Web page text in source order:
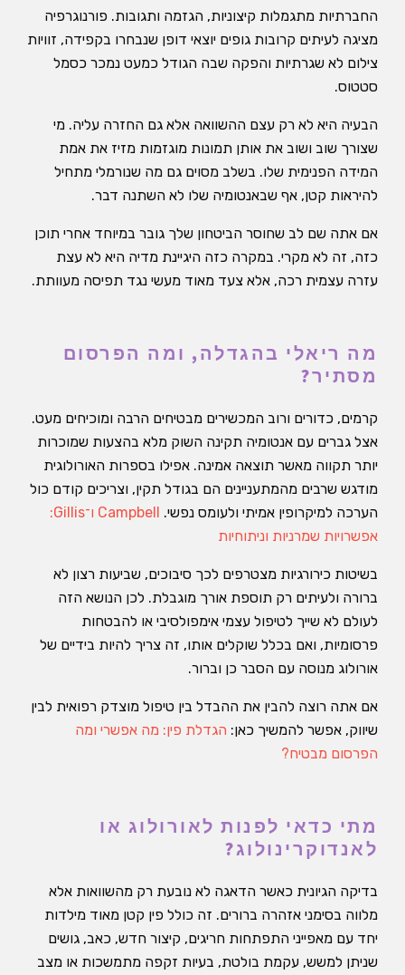
החברתיות מתגמלות קיצוניות, הגזמה ותגובות. פורנוגרפיה
מציגה לעיתים קרובות גופים יוצאי דופן שנבחרו בקפידה, זוויות
צילום לא שגרתיות והפקה שבה הגודל כמעט נמכר כסמל
סטטוס.
הבעיה היא לא רק עצם ההשוואה אלא גם החזרה עליה. מי
שצורך שוב ושוב את אותן תמונות מוגזמות מזיז את אמת
המידה הפנימית שלו. בשלב מסוים גם מה שנורמלי מתחיל
להיראות קטן, אף שבאנטומיה שלו לא השתנה דבר.
אם אתה שם לב שחוסר הביטחון שלך גובר במיוחד אחרי תוכן
כזה, זה לא מקרי. במקרה כזה היגיינת מדיה היא לא עצת
עזרה עצמית רכה, אלא צעד מאוד מעשי נגד תפיסה מעוותת.
מה ריאלי בהגדלה, ומה הפרסום
מסתיר?
קרמים, כדורים ורוב המכשירים מבטיחים הרבה ומוכיחים מעט.
אצל גברים עם אנטומיה תקינה השוק מלא בהצעות שמוכרות
יותר תקווה מאשר תוצאה אמינה. אפילו בספרות האורולוגית
מודגש שרבים מהמתעניינים הם בגודל תקין, וצריכים קודם כול
הערכה למיקרופין אמיתי ולעומס נפשי.
Campbell ו־Gillis:
אפשרויות שמרניות וניתוחיות
בשיטות כירורגיות מצטרפים לכך סיבוכים, שביעות רצון לא
ברורה ולעיתים רק תוספת אורך מוגבלת. לכן הנושא הזה
לעולם לא שייך לטיפול עצמי אימפולסיבי או להבטחות
פרסומיות, ואם בכלל שוקלים אותו, זה צריך להיות בידיים של
אורולוג מנוסה עם הסבר כן וברור.
אם אתה רוצה להבין את ההבדל בין טיפול מוצדק רפואית לבין
שיווק, אפשר להמשיך כאן: הגדלת פין: מה אפשרי ומה
הפרסום מבטיח?
מתי כדאי לפנות לאורולוג או
לאנדוקרינולוג?
בדיקה הגיונית כאשר הדאגה לא נובעת רק מהשוואות אלא
מלווה בסימני אזהרה ברורים. זה כולל פין קטן מאוד מילדות
יחד עם מאפייני התפתחות חריגים, קיצור חדש, כאב, גושים
שניתן למשש, עקמת בולטת, בעיות זקפה מתמשכות או מצב